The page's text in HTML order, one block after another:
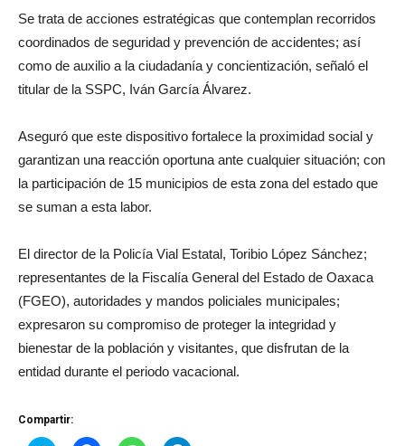
Se trata de acciones estratégicas que contemplan recorridos
coordinados de seguridad y prevención de accidentes; así
como de auxilio a la ciudadanía y concientización, señaló el
titular de la SSPC, Iván García Álvarez.
Aseguró que este dispositivo fortalece la proximidad social y
garantizan una reacción oportuna ante cualquier situación; con
la participación de 15 municipios de esta zona del estado que
se suman a esta labor.
El director de la Policía Vial Estatal, Toribio López Sánchez;
representantes de la Fiscalía General del Estado de Oaxaca
(FGEO), autoridades y mandos policiales municipales;
expresaron su compromiso de proteger la integridad y
bienestar de la población y visitantes, que disfrutan de la
entidad durante el periodo vacacional.
Compartir: